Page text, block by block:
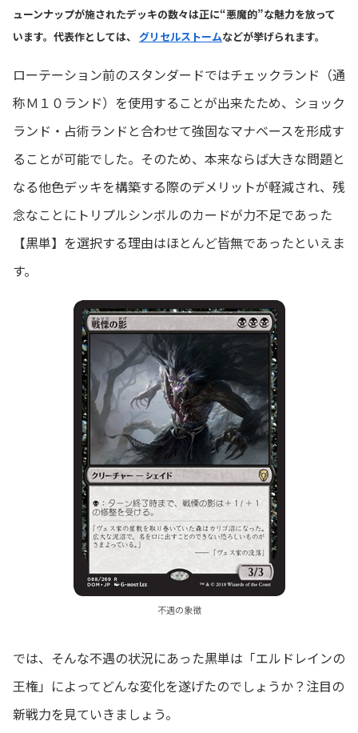
ューンナップが施されたデッキの数々は正に“悪魔的”な魅力を放って
います。代表作としては、 グリセルストームなどが挙げられます。
ローテーション前のスタンダードではチェックランド（通
称Ｍ１０ランド）を使用することが出来たため、ショック
ランド・占術ランドと合わせて強固なマナベースを形成す
ることが可能でした。そのため、本来ならば大きな問題と
なる他色デッキを構築する際のデメリットが軽減され、残
念なことにトリプルシンボルのカードが力不足であった
【黒単】を選択する理由はほとんど皆無であったといえま
す。
不遇の象徴
では、そんな不遇の状況にあった黒単は「エルドレインの
王権」によってどんな変化を遂げたのでしょうか？注目の
新戦力を見ていきましょう。